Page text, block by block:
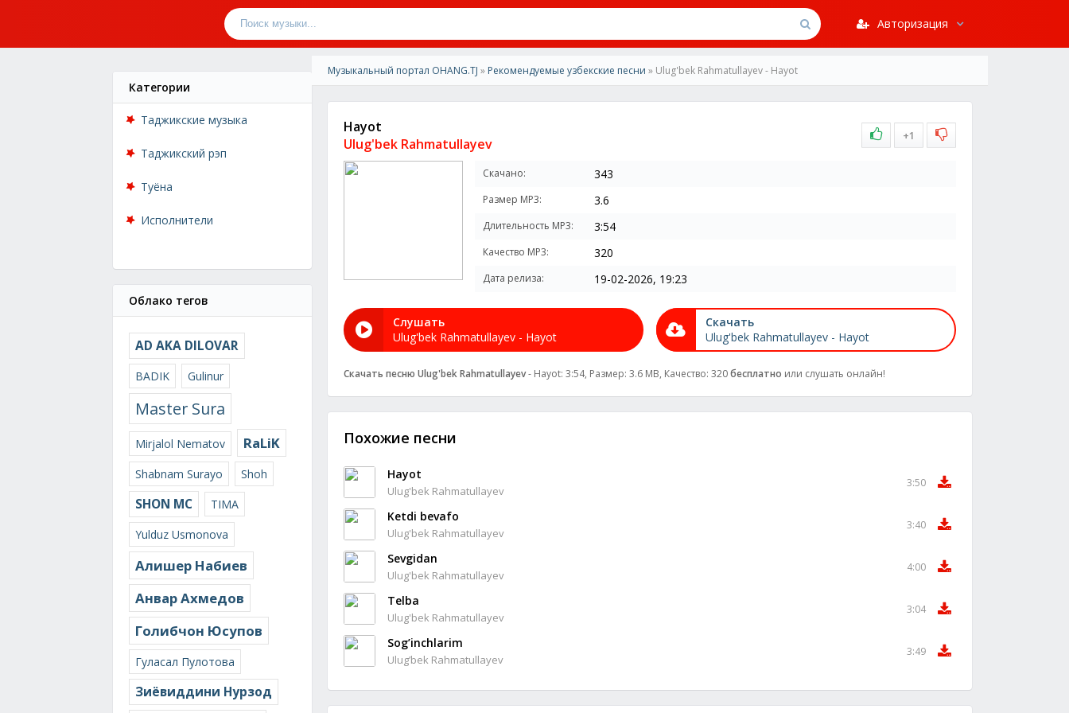
Авторизация
Категории
Таджикские музыка
Таджикский рэп
Туёна
Исполнители
Облако тегов
AD AKA DILOVAR
BADIK Gulinur
Master Sura
Mirjalol Nematov RaLiK
Shabnam Surayo Shoh
SHON MC
TIMA
Yulduz Usmonova
Алишер Набиев
Анвар Ахмедов
Голибчон Юсупов
Гуласал Пулотова
Зиёвиддини Нурзод
Музыкальный портал OHANG.TJ » Рекомендуемые узбекские песни » Ulug'bek Rahmatullayev - Hayot
Hayot
Ulug'bek Rahmatullayev
+1
Скачано: 343
Размер MP3: 3.6
Длительность MP3: 3:54
Качество MP3: 320
Дата релиза: 19-02-2026, 19:23
Слушать
Ulug'bek Rahmatullayev - Hayot
Скачать
Ulug'bek Rahmatullayev - Hayot
Скачать песню Ulug'bek Rahmatullayev- Hayot: 3:54, Размер: 3.6 MB, Качество: 320бесплатно или слушать онлайн!
Похожие песни
Hayot
Ulug'bek Rahmatullayev
3:50
Ketdi bevafo
Ulug'bek Rahmatullayev
3:40
Sevgidan
Ulug'bek Rahmatullayev
4:00
Telba
Ulug'bek Rahmatullayev
3:04
Sog’inchlarim
Ulug’bek Rahmatullayev
3:49